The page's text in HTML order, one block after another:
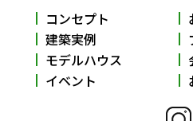
コンセプト
建築実例
モデルハウス
イベント